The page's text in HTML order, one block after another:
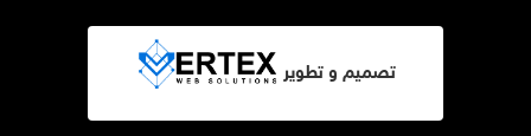
تصميم و تطوير